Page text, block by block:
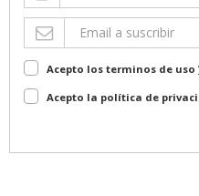
Acepto los terminos de uso
Acepto la política de